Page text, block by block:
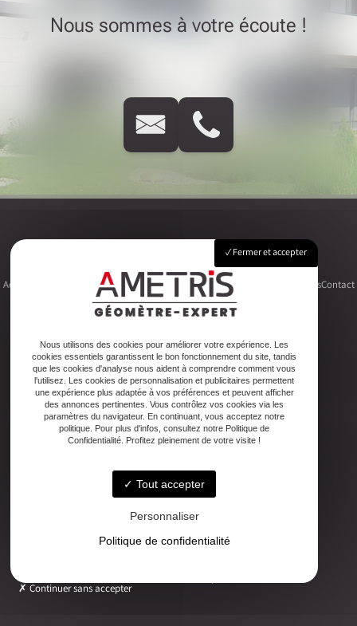
Nous sommes à votre écoute !
Accueil FoncierUrbanismeCopropriétéTopographie Autres activitésContact
Adresse
2ter Cour Xavier Moreau, 33720 Podensac
Téléphone
05 56 27 26 08
Email
ludovic.chiarami@geometre-expert.fr
Lundi - Vendredi : 08:30–12:30 / 13:30–18:00
Fermer et accepter
Nous utilisons des cookies pour améliorer votre expérience. Les
cookies essentiels garantissent le bon fonctionnement du site, tandis
que les cookies d'analyse nous aident à comprendre comment vous
l'utilisez. Les cookies de personnalisation et publicitaires permettent
une expérience plus adaptée à vos préférences et peuvent afficher
des annonces pertinentes. Vous contrôlez vos cookies via les
paramètres du navigateur. En continuant, vous acceptez notre
politique. Pour plus d'infos, consultez notre Politique de
Confidentialité. Profitez pleinement de votre visite !
Tout accepter
Personnaliser
Politique de confidentialité
Continuer sans accepter